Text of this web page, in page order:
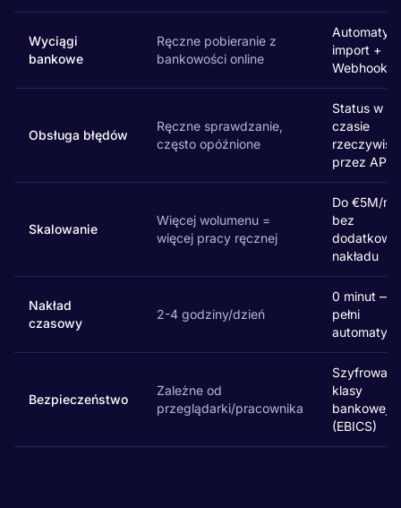
Wyciągi
bankowe
Ręczne pobieranie z
bankowości online
import +
Webhooki
Obsługa błędów
Ręczne sprawdzanie,
często opóźnione
Status w
czasie
przez API
Skalowanie
Więcej wolumenu =
więcej pracy ręcznej
Do €5M/
bez
nakładu
Nakład
czasowy
2-4 godziny/dzień
0 minut —
pełni
Bezpieczeństwo
Zależne od
przeglądarki/pracownika
klasy
bankowej
(EBICS)